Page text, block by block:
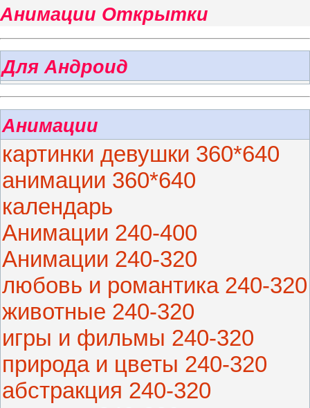
Анимации Открытки
Для Андроид
Анимации
картинки девушки 360*640
анимации 360*640
календарь
Анимации 240-400
Анимации 240-320
любовь и романтика 240-320
животные 240-320
игры и фильмы 240-320
природа и цветы 240-320
абстракция 240-320